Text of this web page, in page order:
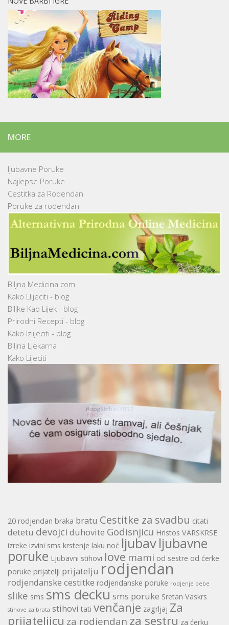
MORE
ljubavne Poruke
Najlepse Poruke
Cestitka za Rodendan
Poruke za rodendan
Biljna Medicina.com
Kako Llijeciti - blog
Biljke Kao Lijek - blog
Prirodni Recepti - blog
Kako Izlijeciti - blog
Biljna Ljekarna
Kako Lijeciti
20 rodjendan braka bratu Cestitke za svadbu citati
detetu devojci duhovite Godisnjicu Hristos VARSKRSE
izreke izvini sms krstenje laku noć ljubavljubavne
poruke Ljubavni stihovi love mami od sestre od ćerke
poruke prijatelji prijatelju rodjendan
rodjendanske cestitke rodjendanske poruke rodjenje bebe
slike sms sms decku sms poruke Sretan Vaskrs
stihove za brata stihovi tati venčanje zagrljaj Za
prijateljicu za rodjendan za sestru za ćerku